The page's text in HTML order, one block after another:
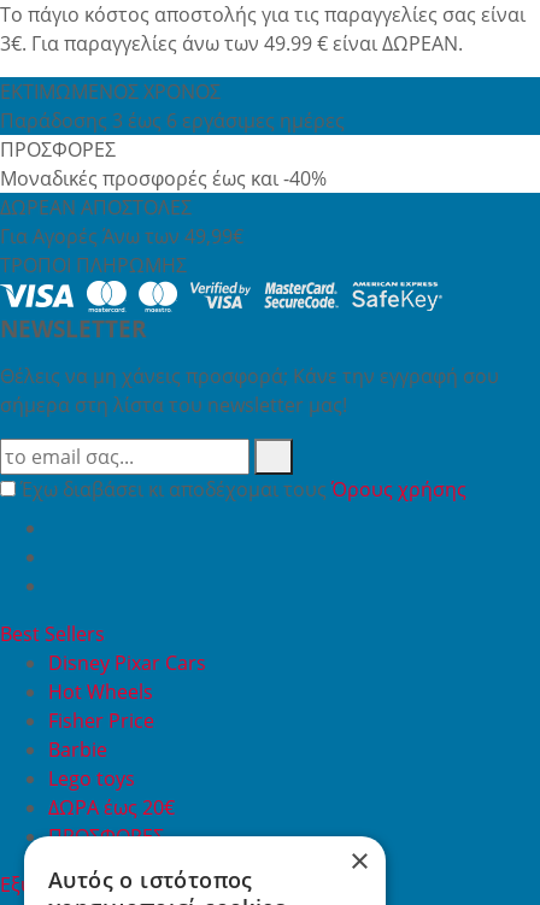
Το πάγιο κόστος αποστολής για τις παραγγελίες σας είναι
3€. Για παραγγελίες άνω των 49.99 € είναι ΔΩΡΕΑΝ.
ΕΚΤΙΜΩΜΕΝΟΣ ΧΡΟΝΟΣ
Παράδοσης 3 έως 6 εργάσιμες ημέρες
ΠΡΟΣΦΟΡΕΣ
Μοναδικές προσφορές έως και -40%
ΔΩΡΕΑΝ ΑΠΟΣΤΟΛΕΣ
Για Αγορές Άνω των 49,99€
ΤΡΟΠΟΙ ΠΛΗΡΩΜΗΣ
NEWSLETTER
Θέλεις να μη χάνεις προσφορά; Κάνε την εγγραφή σου
σήμερα στη λίστα του newsletter μας!
Έχω διαβάσει κι αποδέχομαι τουςΌρους χρήσης
Best Sellers
Disney Pixar Cars
Hot Wheels
Fisher Price
Barbie
Lego toys
ΔΩΡΑ έως 20€
ΠΡΟΣΦΟΡΕΣ
Εξυπηρέτηση Πελατών
×
Αυτός ο ιστότοπος